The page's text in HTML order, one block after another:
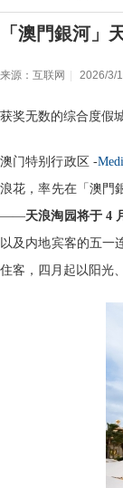
「澳門銀河」
来源：互联网 2026/3/
获奖无数的综合度假
澳门特别行政区 -
浪花，率先在「澳門
——天浪淘园将于 4
以及内地宾客的五一
住客，四月起以阳光